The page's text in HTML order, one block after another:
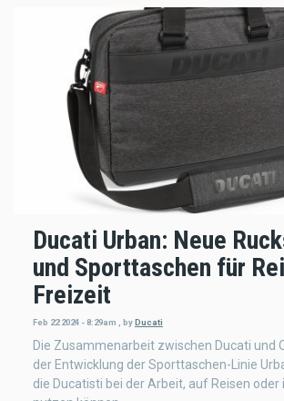
Ducati Urban: Neue
und Sporttaschen für
Freizeit
Feb 22 2024 - 8:29am byDucati
Die Zusammenarbeit zwischen Ducati und
der Entwicklung der Sporttaschen-Linie
die Ducatisti bei der Arbeit, auf Reisen oder